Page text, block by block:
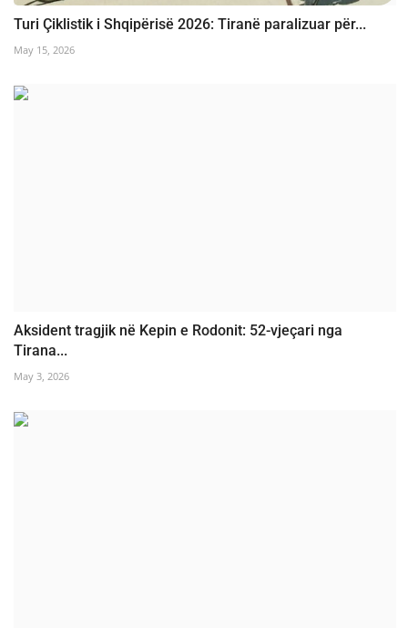
Turi Çiklistik i Shqipërisë 2026: Tiranë paralizuar për...
May 15, 2026
Aksident tragjik në Kepin e Rodonit: 52-vjeçari nga
Tirana...
May 3, 2026